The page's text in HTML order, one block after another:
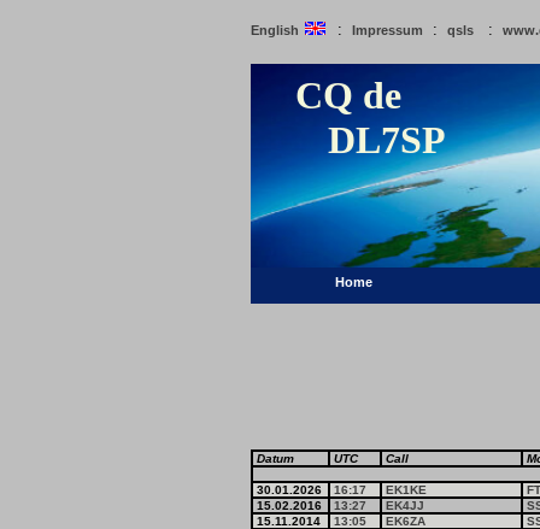
English : Impressum : qsls :
CQ de
DL7SP
Home
Datum UTC Call
30.01.2026 16:17 EK1KE
15.02.2016
13:27 EK4JJ
15.11.2014
13:05 EK6ZA